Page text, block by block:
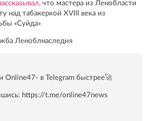
что мастера из Ленобласти
над табакеркой XVIII века из
«Суйда»
Леноблнаследия
Online47- в Telegram быстрее🚀
https://t.me/online47news